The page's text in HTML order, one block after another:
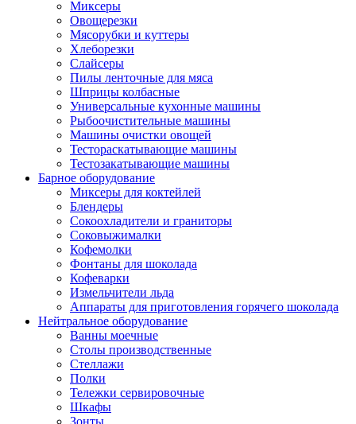
Миксеры
Овощерезки
Мясорубки и куттеры
Хлеборезки
Слайсеры
Пилы ленточные для мяса
Шприцы колбасные
Универсальные кухонные машины
Рыбоочистительные машины
Машины очистки овощей
Тестораскатывающие машины
Тестозакатывающие машины
Барное оборудование
Миксеры для коктейлей
Блендеры
Сокоохладители и граниторы
Соковыжималки
Кофемолки
Фонтаны для шоколада
Кофеварки
Измельчители льда
Аппараты для приготовления горячего шоколада
Нейтральное оборудование
Ванны моечные
Столы производственные
Стеллажи
Полки
Тележки сервировочные
Шкафы
Зонты